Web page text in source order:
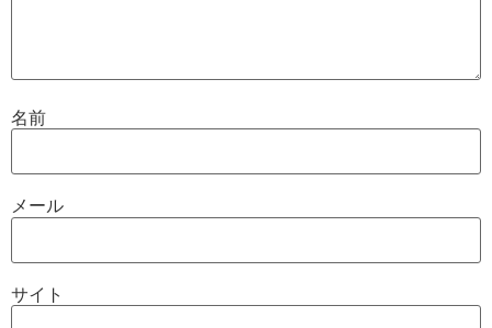
名前
メール
サイト